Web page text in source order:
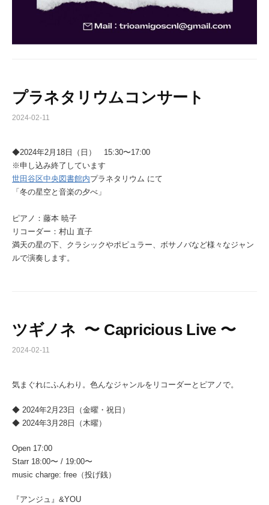
プラネタリウムコンサート
2024-02-11
◆2024年2月18日（日） 15:30〜17:00
※申し込み終了しています
世田谷区中央図書館内プラネタリウム にて
「冬の星空と音楽の夕べ」
ピアノ：藤本 暁子
リコーダー：村山 直子
満天の星の下、クラシックやポピュラー、ボサノバなど様々なジャン
ルで演奏します。
ツギノネ 〜 Capricious Live 〜
2024-02-11
気まぐれにふんわり。色んなジャンルをリコーダーとピアノで。
◆ 2024年2月23日（金曜・祝日）
◆ 2024年3月28日（木曜）
Open 17:00
Starr 18:00〜 / 19:00〜
music charge: free（投げ銭）
『アンジュ』&YOU